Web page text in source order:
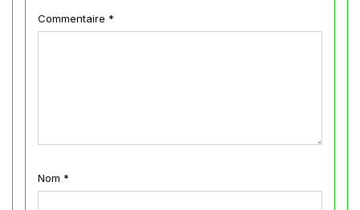
Commentaire *
Nom *